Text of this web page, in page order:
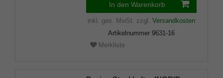
In den Warenkorb
inkl. ges. MwSt. zzgl. Versandkosten
Artikelnummer 9631-16
Merkliste